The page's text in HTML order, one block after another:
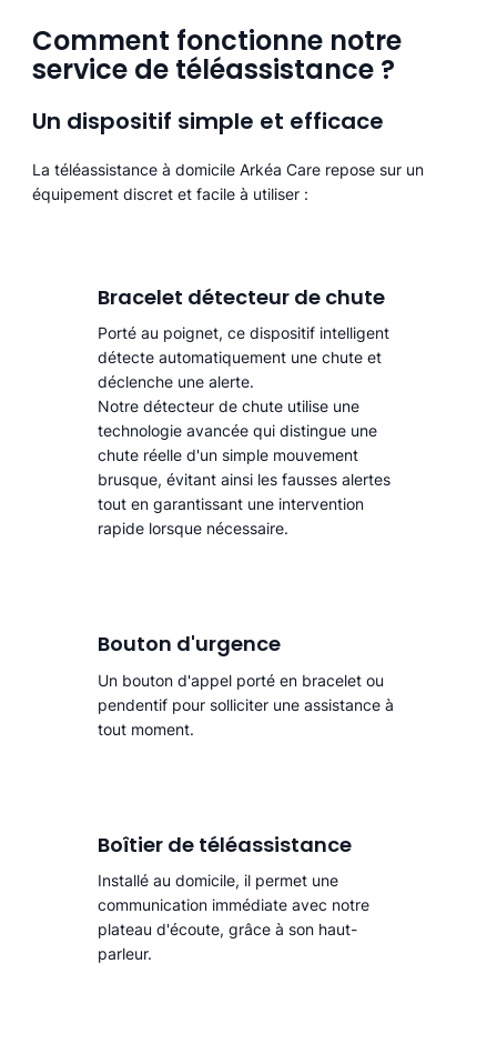
Comment fonctionne notre
service de téléassistance ?
Un dispositif simple et efficace
La téléassistance à domicile Arkéa Care repose sur un
équipement discret et facile à utiliser :
Bracelet détecteur de chute
Porté au poignet, ce dispositif intelligent
détecte automatiquement une chute et
déclenche une alerte.​
Notre détecteur de chute utilise une
technologie avancée qui distingue une
chute réelle d'un simple mouvement
brusque, évitant ainsi les fausses alertes
tout en garantissant une intervention
rapide lorsque nécessaire.
Bouton d'urgence
Un bouton d'appel porté en bracelet ou
pendentif pour solliciter une assistance à
tout moment.
Boîtier de téléassistance
Installé au domicile, il permet une
communication immédiate avec notre
plateau d'écoute, grâce à son haut-
parleur.